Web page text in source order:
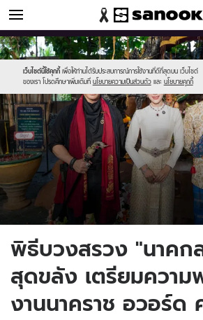
ดูดวง
เว็บไซต์นี้ใช้คุกกี้ เพื่อให้ท่านได้รับประสบการณ์การใช้งานที่ดีที่สุดบน เว็บไซต์
ของเรา โปรดศึกษาเพิ่มเติมที่ นโยบายความเป็นส่วนตัว และ นโยบายคุกกี้
Sanook
//s.isanook.com/sr/0/images/logo-
new-
sanook.png
600
60
//s.isanook.com/ho/0/ud/65/329838/new-
thumbnail1200x720_v2-
20.jpg
พิธีบวงสรวง "นาคก
สุดขลัง เตรียมควา
งานนาคราช อวอร์ด